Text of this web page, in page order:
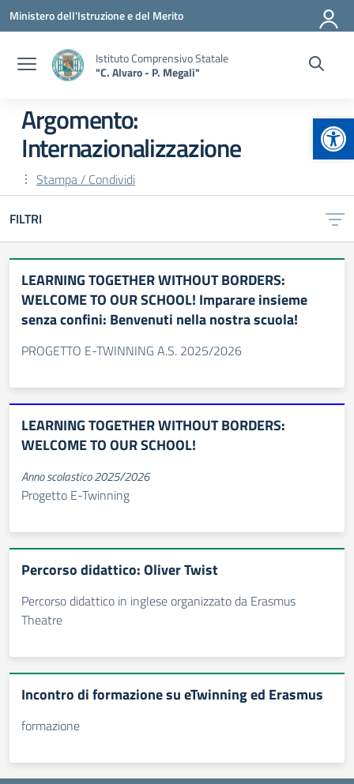
Vai ai contenuti
Vai al menu di navigazione
Vai al footer
Ministero dell'Istruzione e del Merito
Istituto Comprensivo Statale
"C. Alvaro - P. Megali"
Argomento:
Internazionalizzazione
Stampa / Condividi
FILTRI
LEARNING TOGETHER WITHOUT BORDERS:
WELCOME TO OUR SCHOOL! Imparare insieme
senza confini: Benvenuti nella nostra scuola!
PROGETTO E-TWINNING A.S. 2025/2026
LEARNING TOGETHER WITHOUT BORDERS:
WELCOME TO OUR SCHOOL!
Anno scolastico 2025/2026
Progetto E-Twinning
Percorso didattico: Oliver Twist
Percorso didattico in inglese organizzato da Erasmus
Theatre
Incontro di formazione su eTwinning ed Erasmus
formazione